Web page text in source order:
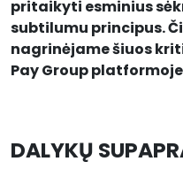
pritaikyti esminius
subtilumu principus.
nagrinėjame šiuos
Pay Group
DALYKŲ